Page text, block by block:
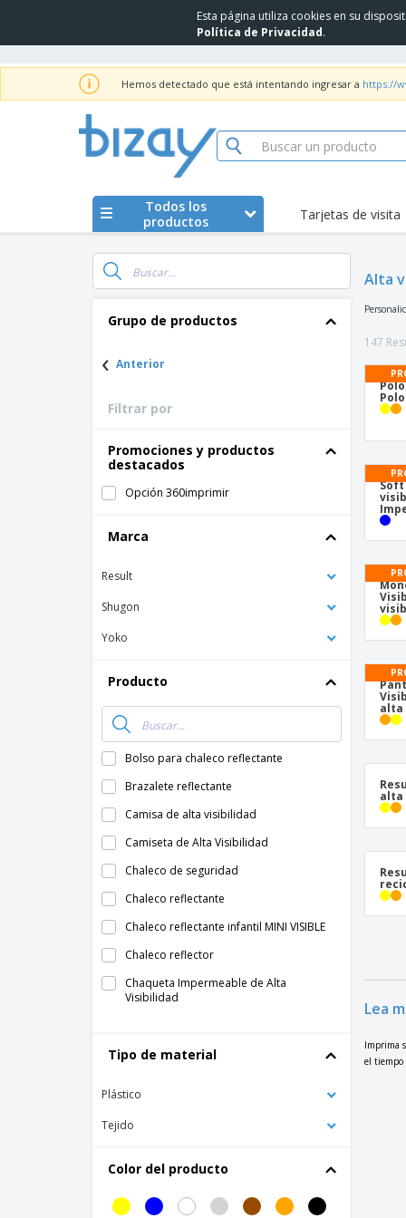
Esta página utiliza cookies en su
Política de Privacidad.
Hemos detectado que está intentando ingresar a https://
Todos los
productos
Tarjetas de visita
Grupo de productos
‹ Anterior
Filtrar por
Promociones y productos
destacados
Opción 360imprimir
Marca
Result
Shugon
Yoko
Producto
Bolso para chaleco reflectante
Brazalete reflectante
Camisa de alta visibilidad
Camiseta de Alta Visibilidad
Chaleco de seguridad
Chaleco reflectante
Chaleco reflectante infantil MINI VISIBLE
Chaleco reflector
Chaqueta Impermeable de Alta
Visibilidad
Chaqueta de Alta Visibilidad
Pantalones Reflectantes
Pantalones cortos de alta visibilidad
Tipo de material
Plástico
Tejido
Color del producto
Alta
147
alta
alta
Lea
Imprima
el tiempo